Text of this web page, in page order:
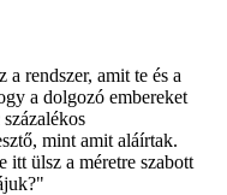
a rendszer, amit te és a
a dolgozó embereket
mint amit aláírtak.
itt ülsz a méretre szabott